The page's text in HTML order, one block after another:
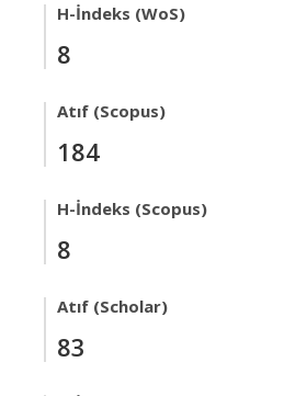
H-İndeks (WoS)
8
Atıf (Scopus)
184
H-İndeks (Scopus)
8
Atıf (Scholar)
83